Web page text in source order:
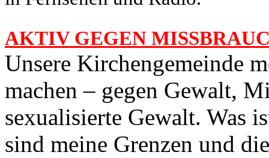
AKTIV GEGEN
Unsere Kirchengemeinde
machen – gegen Gewalt,
sexualisierte Gewalt. Was
sind meine Grenzen und